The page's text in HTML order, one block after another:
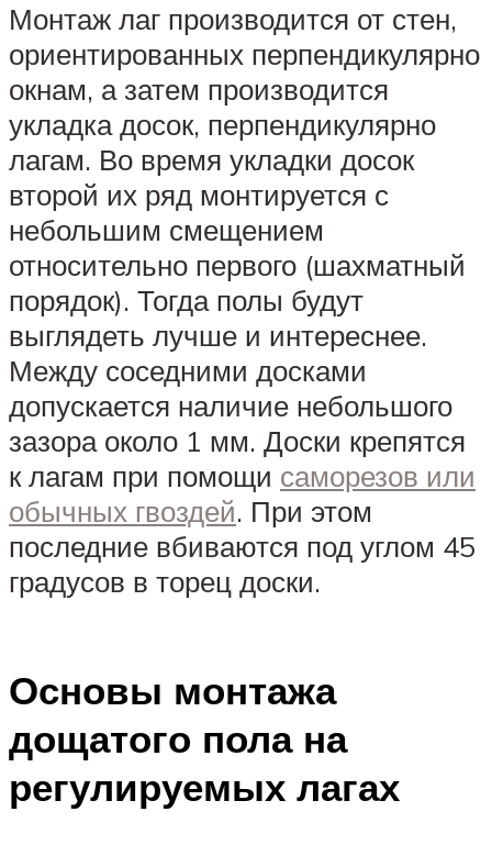
Монтаж лаг производится от стен,
ориентированных перпендикулярно
окнам, а затем производится
укладка досок, перпендикулярно
лагам. Во время укладки досок
второй их ряд монтируется с
небольшим смещением
относительно первого (шахматный
порядок). Тогда полы будут
выглядеть лучше и интереснее.
Между соседними досками
допускается наличие небольшого
зазора около 1 мм. Доски крепятся
к лагам при помощи саморезов или
обычных гвоздей. При этом
последние вбиваются под углом 45
градусов в торец доски.
Основы монтажа
дощатого пола на
регулируемых лагах